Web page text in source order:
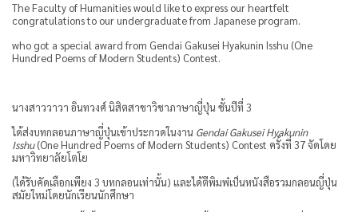
The Faculty of Humanities would like to express our heartfelt
congratulations to our undergraduate from Japanese program.
who got a special award from Gendai Gakusei Hyakunin Isshu (One
Hundred Poems of Modern Students) Contest.
นางสาววาวา อินทวงศ์ นิสิตสาขาวิชาภาษาญี่ปุ่น ชั้นปีที่ 3
ได้ส่งบทกลอนภาษาญี่ปุ่นเข้าประกวดในงาน Gendai Gakusei Hyakunin
Isshu(One Hundred Poems of Modern Students) Contest ครั้งที่ 37 จัดโดย
มหาวิทยาลัยโตโย
(ได้รับคัดเลือกเพียง 3 บทกลอนเท่านั้น) และได้ตีพิมพ๋เป็นหนังสือรวมกลอนญี่ปุ่น
สมัยใหม่โดยนักเรียนนักศึกษา